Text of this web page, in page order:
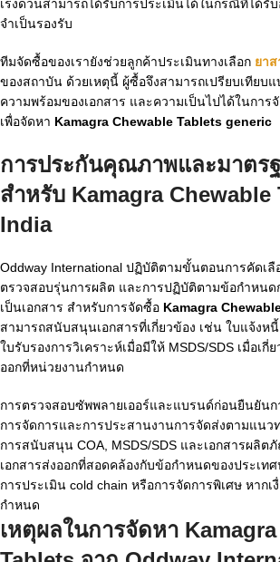
เร่งด่วนสามารถได้รับการประเมินได้ในกรณีที่ได้รั
จำเป็นรองรับ
ทีมจัดซื้อของเรายังช่วยลูกค้าประเมินทางเลือก ยา
ของสถาบัน ด้วยเหตุนี้ ผู้ซื้อจึงสามารถเปรียบเทียบ
ความพร้อมของเอกสาร และความเป็นไปได้ในการ
เพื่อจัดหา Kamagra Chewable Tablets generic
การประกันคุณภาพและมาตร
สำหรับ Kamagra Chewable
India
Oddway International ปฏิบัติตามขั้นตอนการคัดเลื
ตรวจสอบรุ่นการผลิต และการปฏิบัติตามข้อกำหนด
เป็นเอกสาร สำหรับการจัดซื้อ Kamagra
สามารถสนับสนุนเอกสารที่เกี่ยวข้อง เช่น ใบแจ้ง
ใบรับรองการวิเคราะห์เมื่อมีให้ MSDS/SDS เมื่อเกี่
ออกที่หน่วยงานกำหนด
การตรวจสอบซัพพลายเออร์และแบรนด์ก่อนยืนยัน
การจัดการและการประสานงานการจัดส่งตามแนว
การสนับสนุน COA, MSDS/SDS และเอกสารผลิต
เอกสารส่งออกที่สอดคล้องกับข้อกำหนดของประเท
การประเมิน cold chain หรือการจัดการพิเศษ หาก
กำหนด
เหตุผลในการจัดหา